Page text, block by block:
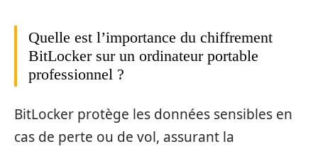
Quelle est l’importance du chiffrement
BitLocker sur un ordinateur portable
professionnel ?
BitLocker protège les données sensibles en
cas de perte ou de vol, assurant la